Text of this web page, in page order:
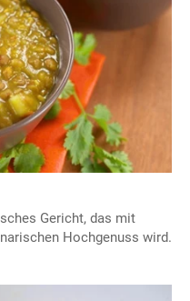
Gericht, das mit
Hochgenuss wird.